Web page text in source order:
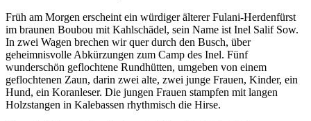
Früh am Morgen erscheint ein würdiger älterer Fulani-Herdenfürst
im braunen Boubou mit Kahlschädel, sein Name ist Inel Salif Sow.
In zwei Wagen brechen wir quer durch den Busch, über
geheimnisvolle Abkürzungen zum Camp des Inel. Fünf
wunderschön geflochtene Rundhütten, umgeben von einem
geflochtenen Zaun, darin zwei alte, zwei junge Frauen, Kinder, ein
Hund, ein Koranleser. Die jungen Frauen stampfen mit langen
Holzstangen in Kalebassen rhythmisch die Hirse.